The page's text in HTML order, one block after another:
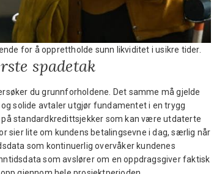
for å opprettholde sunn likviditet i usikre tider.
spadetak
du grunnforholdene. Det samme må gjelde
solide avtaler utgjør fundamentet i en trygg
standardkredittsjekker som kan være utdaterte
sier lite om kundens betalingsevne i dag, særlig når
som kontinuerlig overvåker kundenes
som avslører om en oppdragsgiver faktisk